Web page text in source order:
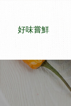
好味嘗鮮